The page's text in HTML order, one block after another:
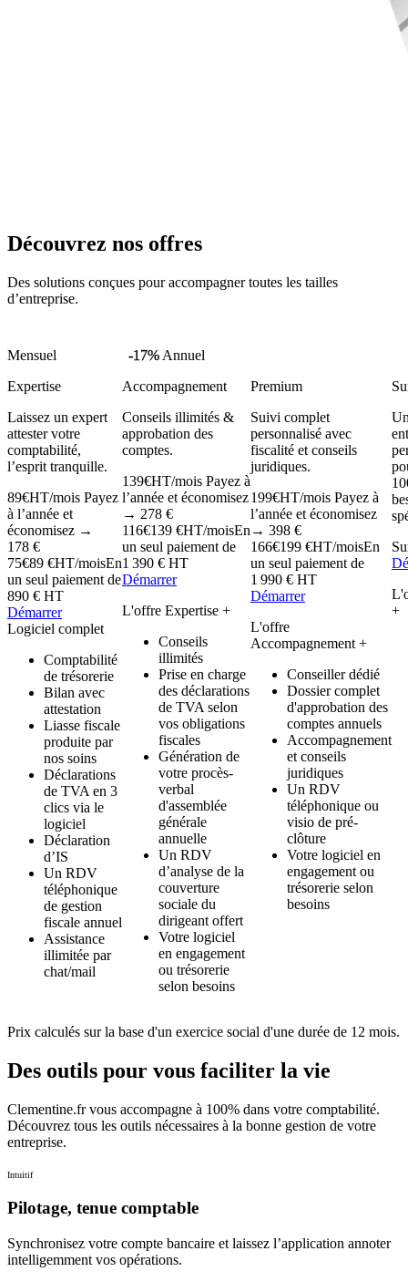
Découvrez nos offres
Des solutions conçues pour accompagner toutes les tailles
d’entreprise.
Mensuel -17% Annuel
Expertise
Laissez un expert
attester votre
comptabilité,
l’esprit tranquille.
89€HT/mois Payez
à l’année et
économisez →
178 €
75€89 €HT/moisEn
un seul paiement de
890 € HT
Démarrer
Logiciel complet
Comptabilité
de trésorerie
Bilan avec
attestation
Liasse fiscale
produite par
nos soins
Déclarations
de TVA en 3
clics via le
logiciel
Déclaration
d’IS
Un RDV
téléphonique
de gestion
fiscale annuel
Assistance
illimitée par
chat/mail
Accompagnement
Conseils illimités &
approbation des
comptes.
139€HT/mois Payez à
l’année et économisez
→ 278 €
116€139 €HT/moisEn
un seul paiement de
1 390 € HT
Démarrer
L'offre Expertise +
Conseils
illimités
Prise en charge
des déclarations
de TVA selon
vos obligations
fiscales
Génération de
votre procès-
verbal
d'assemblée
générale
annuelle
Un RDV
d’analyse de la
couverture
sociale du
dirigeant offert
Votre logiciel
en engagement
ou trésorerie
selon besoins
Premium
Suivi complet
personnalisé avec
fiscalité et conseils
juridiques.
199€HT/mois Payez à
l’année et économisez
→ 398 €
166€199 €HT/moisEn
un seul paiement de
1 990 € HT
Démarrer
L'offre
Accompagnement +
Conseiller dédié
Dossier complet
d'approbation des
comptes annuels
Accompagnement
et conseils
juridiques
Un RDV
téléphonique ou
visio de pré-
clôture
Votre logiciel en
engagement ou
trésorerie selon
besoins
+
Prix calculés sur la base d'un exercice social d'une durée de 12 mois.
Des outils pour vous faciliter la vie
Clementine.fr vous accompagne à 100% dans votre comptabilité.
Découvrez tous les outils nécessaires à la bonne gestion de votre
entreprise.
Intuitif
Pilotage, tenue comptable
Synchronisez votre compte bancaire et laissez l’application annoter
intelligemment vos opérations.